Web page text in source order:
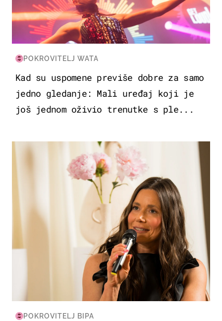
POKROVITELJ WATA
Kad su uspomene previše dobre za samo
jedno gledanje: Mali uređaj koji je
još jednom oživio trenutke s ple...
MODA & LJEPOTA
POKROVITELJ BIPA